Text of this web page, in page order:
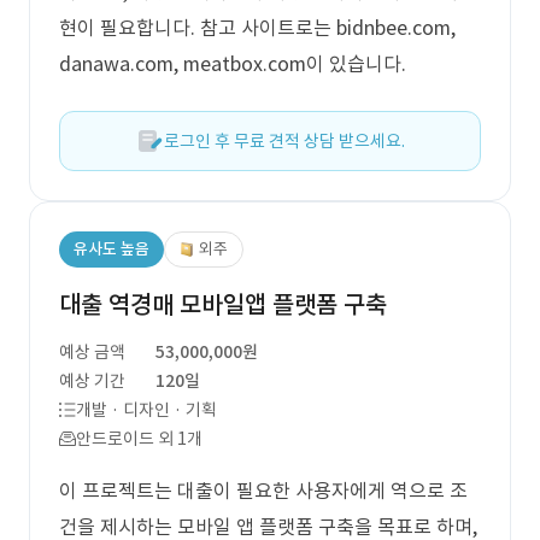
현이 필요합니다. 참고 사이트로는 bidnbee.com,
danawa.com, meatbox.com이 있습니다.
로그인 후 무료 견적 상담 받으세요.
유사도 높음 외주
대출 역경매 모바일앱 플랫폼 구축
예상 금액
53,000,000원
예상 기간
120일
개발 · 디자인 · 기획
안드로이드 외 1개
이 프로젝트는 대출이 필요한 사용자에게 역으로 조
건을 제시하는 모바일 앱 플랫폼 구축을 목표로 하며,